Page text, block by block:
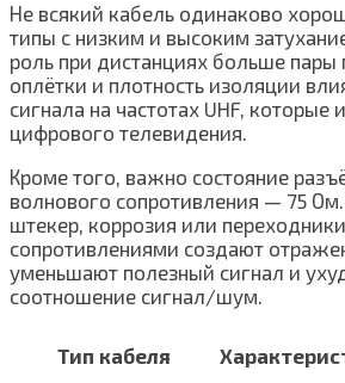
Не всякий кабель одинаково
типы с низким и высоким
роль при дистанциях больше пары
оплётки и плотность изоляции
сигнала на частотах UHF, которые
цифрового телевидения.
Кроме того, важно состояние
волнового сопротивления — 75
штекер, коррозия или
сопротивлениями создают
уменьшают полезный сигнал и
соотношение сигнал/шум.
Тип кабеля